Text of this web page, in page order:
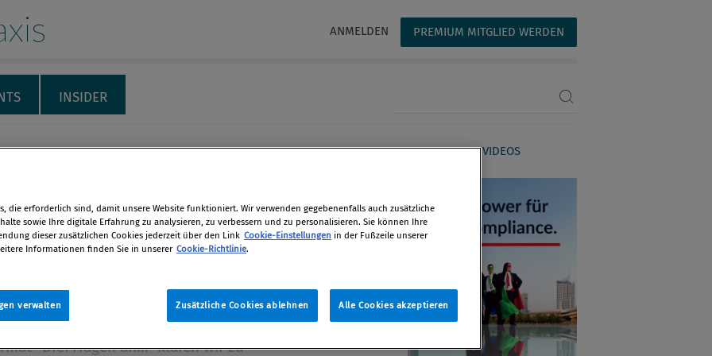
ANMELDEN PREMIUM MITGLIED WERDEN
INSIDER
RECHT & HAFTUNG INTERNATIONALES THEMENSPECIALS MAGAZIN WEBINARE & VIDEOS
an...” - NIS-2
für die Umsetzung der NIS-2-
zur Cybersicherheit in
Recht umsetzen. In unserem
"Drei Fragen an..." klären wir zu
die erforderlich sind, damit unsere Website funktioniert. Wir verwenden gegebenenfalls auch zusätzliche
sowie Ihre digitale Erfahrung zu analysieren, zu verbessern und zu personalisieren. Sie können Ihre
dieser zusätzlichen Cookies jederzeit über den Link Cookie-Einstellungen in der Fußzeile unserer
Informationen finden Sie in unserer Cookie-Richtlinie.
Zusätzliche Cookies ablehnen Alle Cookies akzeptieren
verwalten